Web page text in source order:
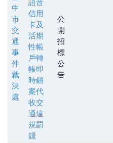
中
市
交
通
事
件
裁
決
處
語音
信用
卡及
活期
性帳
戶轉
帳即
時銷
案代
收交
通違
規罰
鍰
公
開
招
標
公
告